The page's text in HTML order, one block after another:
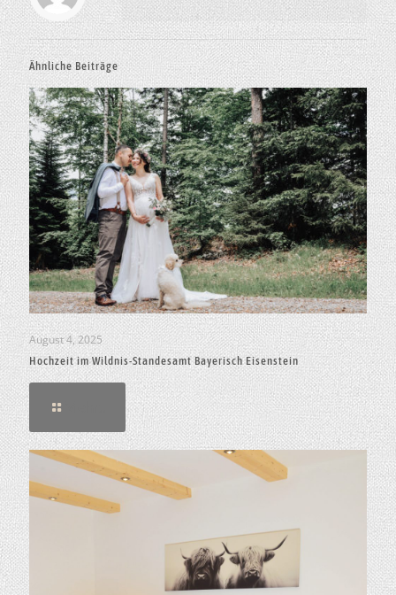
Ähnliche Beiträge
August 4, 2025
Hochzeit im Wildnis-Standesamt Bayerisch Eisenstein